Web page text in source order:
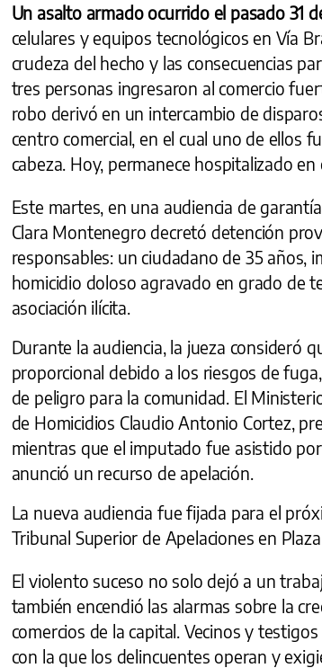
Un asalto armado ocurrido el pasado 31
celulares y equipos tecnológicos en Vía
crudeza del hecho y las consecuencias
tres personas ingresaron al comercio
robo derivó en un intercambio de
centro comercial, en el cual uno de ellos
cabeza. Hoy, permanece hospitalizado en
Este martes, en una audiencia de
Clara Montenegro decretó detención
responsables: un ciudadano de 35 años,
homicidio doloso agravado en grado de
asociación ilícita.
Durante la audiencia, la jueza consideró
proporcional debido a los riesgos de
de peligro para la comunidad. El
de Homicidios Claudio Antonio Cortez,
mientras que el imputado fue asistido
anunció un recurso de apelación.
La nueva audiencia fue fijada para el
Tribunal Superior de Apelaciones en
El violento suceso no solo dejó a un
también encendió las alarmas sobre la
comercios de la capital. Vecinos y
con la que los delincuentes operan y